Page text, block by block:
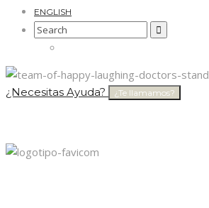
ENGLISH
Search
¿Necesitas Ayuda? ¿Te llamamos?